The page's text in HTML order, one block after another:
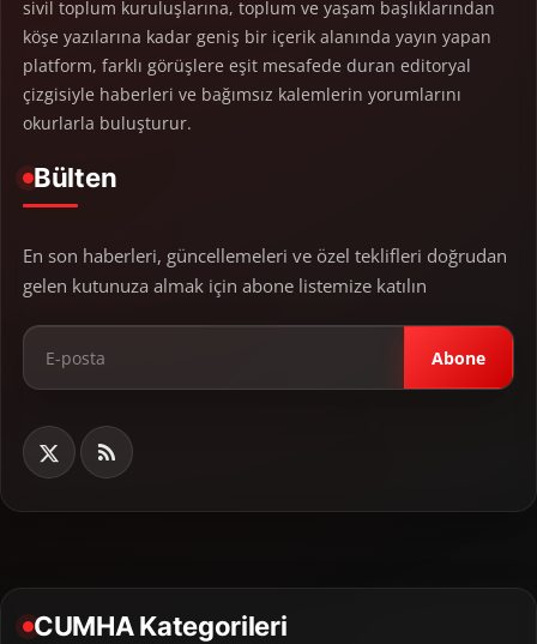
sivil toplum kuruluşlarına, toplum ve yaşam başlıklarından
köşe yazılarına kadar geniş bir içerik alanında yayın yapan
platform, farklı görüşlere eşit mesafede duran editoryal
çizgisiyle haberleri ve bağımsız kalemlerin yorumlarını
okurlarla buluşturur.
Bülten
En son haberleri, güncellemeleri ve özel teklifleri doğrudan
gelen kutunuza almak için abone listemize katılın
Abone
CUMHA Kategorileri